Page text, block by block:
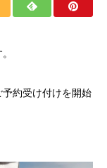
約受け付けを開始